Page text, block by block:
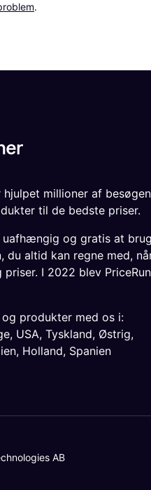
.
hjulpet millioner af
til de bedste priser.
og gratis at
altid kan regne med,
I 2022 blev
produkter med os i:
, USA, Tyskland, Østrig,
, Holland, Spanien
AB